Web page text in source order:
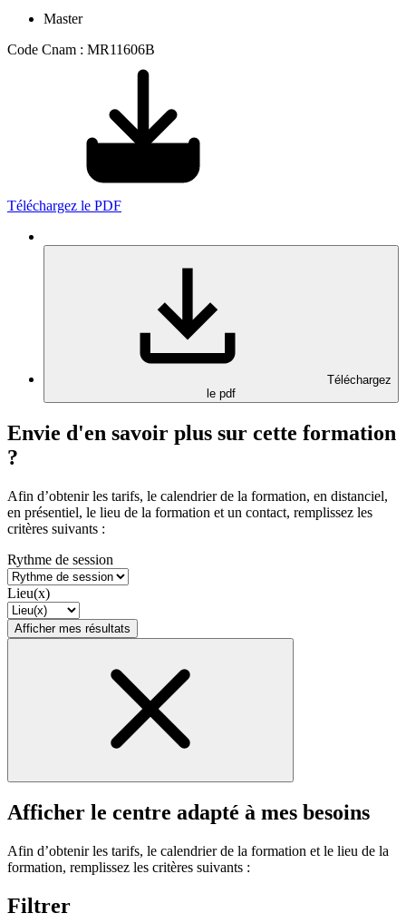
Master
Code Cnam : MR11606B
Téléchargez le PDF
Téléchargez
le pdf
Envie d'en savoir plus sur cette formation
?
Afin d’obtenir les tarifs, le calendrier de la formation, en distanciel,
en présentiel, le lieu de la formation et un contact, remplissez les
critères suivants :
Rythme de session
Lieu(x)
Afficher mes résultats
Afficher le centre adapté à mes besoins
Afin d’obtenir les tarifs, le calendrier de la formation et le lieu de la
formation, remplissez les critères suivants :
Filtrer